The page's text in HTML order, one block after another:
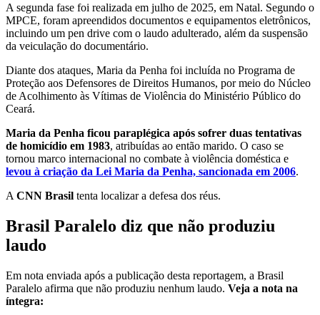
A segunda fase foi realizada em julho de 2025, em Natal. Segundo o
MPCE, foram apreendidos documentos e equipamentos eletrônicos,
incluindo um pen drive com o laudo adulterado, além da suspensão
da veiculação do documentário.
Diante dos ataques, Maria da Penha foi incluída no Programa de
Proteção aos Defensores de Direitos Humanos, por meio do Núcleo
de Acolhimento às Vítimas de Violência do Ministério Público do
Ceará.
Maria da Penha ficou paraplégica após sofrer duas tentativas
de homicídio em 1983, atribuídas ao então marido. O caso se
tornou marco internacional no combate à violência doméstica e
levou à criação da Lei Maria da Penha, sancionada em 2006.
A CNN Brasil tenta localizar a defesa dos réus.
Brasil Paralelo diz que não produziu
laudo
Em nota enviada após a publicação desta reportagem, a Brasil
Paralelo afirma que não produziu nenhum laudo. Veja a nota na
íntegra: